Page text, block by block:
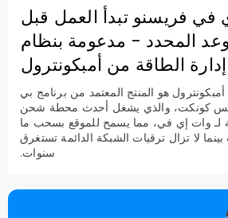
فريسنو تبدأ العمل قبل
المحدد - مدعومة بنظام
إدارة الطاقة من أمبكونترول
هو المنتج المعتمد من برنامج بي
كونكت، والذي يشغل أحدث محطة شحن
لـ وات إي في، مما يسمح للموقع بسحب ما
ميجاوات بينما لا تزال ترقيات الشبكة الدائمة تستغرق
سنوات.